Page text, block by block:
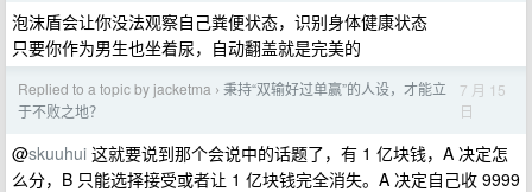
泡沫盾会让你没法观察自己粪便状态，识别身体健康状态
只要你作为男生也坐着尿，自动翻盖就是完美的
Replied to a topic by jacketma › 秉持“双输好过单赢”的人设，才能立
于不败之地？
7 月 15
日
@skuuhui 这就要说到那个会说中的话题了，有 1 亿块钱，A 决定怎
么分，B 只能选择接受或者让 1 亿块钱完全消失。A 决定自己收 9999